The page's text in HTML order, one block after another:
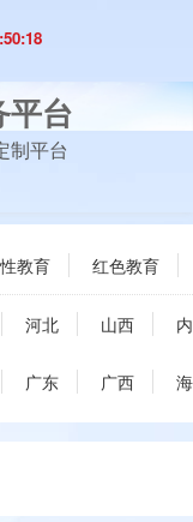
平台
制平台
教育 红色教育
河北 山西
广东 广西